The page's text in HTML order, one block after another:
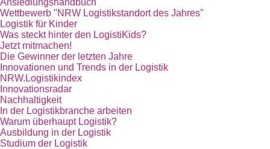
Ansiedlungshandbuch
Wettbewerb "NRW Logistikstandort des Jahres"
Logistik für Kinder
Was steckt hinter den LogistiKids?
Jetzt mitmachen!
Die Gewinner der letzten Jahre
Innovationen und Trends in der Logistik
NRW.Logistikindex
Innovationsradar
Nachhaltigkeit
In der Logistikbranche arbeiten
Warum überhaupt Logistik?
Ausbildung in der Logistik
Studium der Logistik